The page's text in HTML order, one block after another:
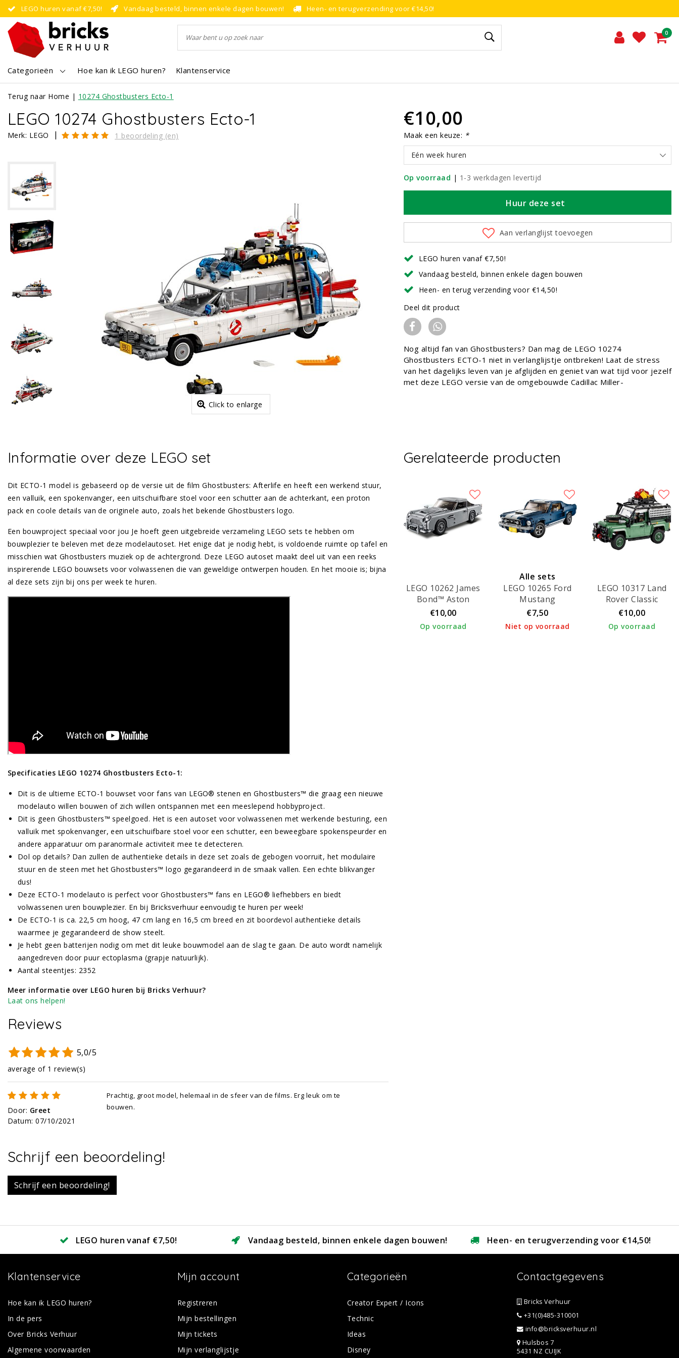
LEGO huren vanaf €7,50! Vandaag besteld, binnen enkele dagen bouwen! Heen- en terugverzending voor €14,50!
0
Categorieën Hoe kan ik LEGO huren? Klantenservice
Terug naar Home | 10274 Ghostbusters Ecto-1
LEGO 10274 Ghostbusters Ecto-1
Merk: LEGO | 1 beoordeling (en)
Click to enlarge
€10,00
Maak een keuze: *
Eén week huren
Op voorraad | 1-3 werkdagen levertijd
Huur deze set
Aan verlanglijst toevoegen
LEGO huren vanaf €7,50!
Vandaag besteld, binnen enkele dagen bouwen
Heen- en terug verzending voor €14,50!
Deel dit product
Nog altijd fan van Ghostbusters? Dan mag de LEGO 10274
Ghostbusters ECTO-1 niet in verlanglijstje ontbreken! Laat de stress
van het dagelijks leven van je afglijden en geniet van wat tijd voor jezelf
met deze LEGO versie van de omgebouwde Cadillac Miller-
Informatie over deze LEGO set
Dit ECTO-1 model is gebaseerd op de versie uit de film Ghostbusters: Afterlife en heeft een werkend stuur,
een valluik, een spokenvanger, een uitschuifbare stoel voor een schutter aan de achterkant, een proton
pack en coole details van de originele auto, zoals het bekende Ghostbusters logo.
Een bouwproject speciaal voor jou Je hoeft geen uitgebreide verzameling LEGO sets te hebben om
bouwplezier te beleven met deze modelautoset. Het enige dat je nodig hebt, is voldoende ruimte op tafel en
misschien wat Ghostbusters muziek op de achtergrond. Deze LEGO autoset maakt deel uit van een reeks
inspirerende LEGO bouwsets voor volwassenen die van geweldige ontwerpen houden. En het mooie is; bijna
al deze sets zijn bij ons per week te huren.
Specificaties LEGO 10274 Ghostbusters Ecto-1:
Dit is de ultieme ECTO-1 bouwset voor fans van LEGO® stenen en Ghostbusters™ die graag een nieuwe
modelauto willen bouwen of zich willen ontspannen met een meeslepend hobbyproject.
Dit is geen Ghostbusters™ speelgoed. Het is een autoset voor volwassenen met werkende besturing, een
valluik met spokenvanger, een uitschuifbare stoel voor een schutter, een beweegbare spokenspeurder en
andere apparatuur om paranormale activiteit mee te detecteren.
Dol op details? Dan zullen de authentieke details in deze set zoals de gebogen voorruit, het modulaire
stuur en de steen met het Ghostbusters™ logo gegarandeerd in de smaak vallen. Een echte blikvanger
dus!
Deze ECTO-1 modelauto is perfect voor Ghostbusters™ fans en LEGO® liefhebbers en biedt
volwassenen uren bouwplezier. En bij Bricksverhuur eenvoudig te huren per week!
De ECTO-1 is ca. 22,5 cm hoog, 47 cm lang en 16,5 cm breed en zit boordevol authentieke details
waarmee je gegarandeerd de show steelt.
Je hebt geen batterijen nodig om met dit leuke bouwmodel aan de slag te gaan. De auto wordt namelijk
aangedreven door puur ectoplasma (grapje natuurlijk).
Aantal steentjes: 2352
Meer informatie over LEGO huren bij Bricks Verhuur?
Laat ons helpen!
Reviews
5,0/5
average of 1 review(s)
Door: Greet
Datum:07/10/2021
Prachtig, groot model, helemaal in de sfeer van de films. Erg leuk om te
bouwen.
Schrijf een beoordeling!
Schrijf een beoordeling!
Gerelateerde producten
LEGO 10262 James
Bond™ Aston
Martin DB5
€10,00
Op voorraad
Alle sets
verhuurd!
LEGO 10265 Ford
Mustang
€7,50
Niet op voorraad
LEGO 10317 Land
Rover Classic
Defender 90
€10,00
Op voorraad
LEGO huren vanaf €7,50! Vandaag besteld, binnen enkele dagen bouwen! Heen- en terugverzending voor €14,50!
Klantenservice
Hoe kan ik LEGO huren?
In de pers
Over Bricks Verhuur
Algemene voorwaarden
Mijn account
Registreren
Mijn bestellingen
Mijn tickets
Mijn verlanglijstje
Categorieën
Creator Expert / Icons
Technic
Ideas
Disney
Contactgegevens
Bricks Verhuur
+31(0)485-310001
info@bricksverhuur.nl
Hulsbos 7
5431 NZ CUIJK